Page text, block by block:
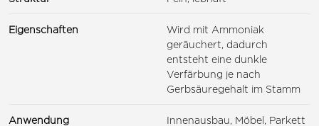
Eigenschaften
Wird mit Ammoniak
geräuchert, dadurch
entsteht eine dunkle
Verfärbung je nach
Gerbsäuregehalt im Stamm
Anwendung Innenausbau, Möbel, Parkett